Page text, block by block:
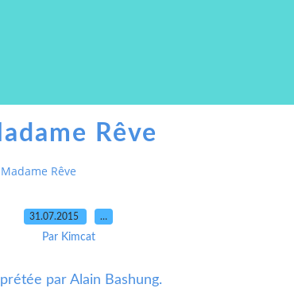
Rêve
Madame Rêve
31.07.2015 …
Par Kimcat
par Alain Bashung.